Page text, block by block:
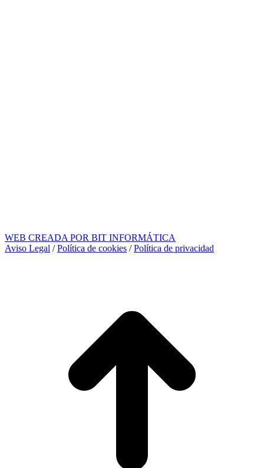
WEB CREADA POR BIT INFORMÁTICA
Aviso Legal /Política de cookies /Política de privacidad